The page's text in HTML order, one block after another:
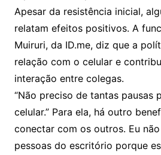
Apesar da resistência inicial,
relatam efeitos positivos. A
Muiruri, da ID.me, diz que a
relação com o celular e
interação entre colegas.
“Não preciso de tantas pausas
celular.” Para ela, há outro
conectar com os outros. Eu
pessoas do escritório porque